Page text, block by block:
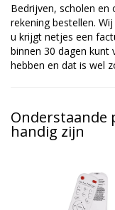
Bedrijven, scholen en
rekening bestellen.
u krijgt netjes een
binnen 30 dagen
hebben en dat is wel
Onderstaande
handig zijn